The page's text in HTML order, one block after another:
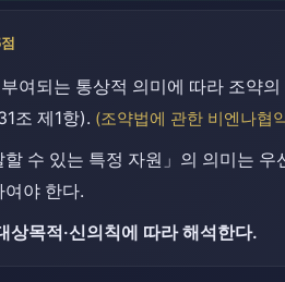
여되는 통상적 의미에 따라 조약
조 제1항). (조약법에 관한 비엔나협
할 수 있는 특정 자원」의 의미는
야 한다.
상목적·신의칙에 따라 해석한다.